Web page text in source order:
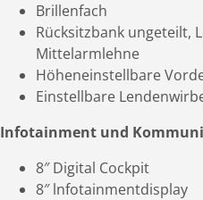
Brillenfach
Rücksitzbank ungeteilt,
Mittelarmlehne
Höheneinstellbare
Einstellbare
Infotainment und
8″ Digital Cockpit
8″ lnfotainmentdisplay